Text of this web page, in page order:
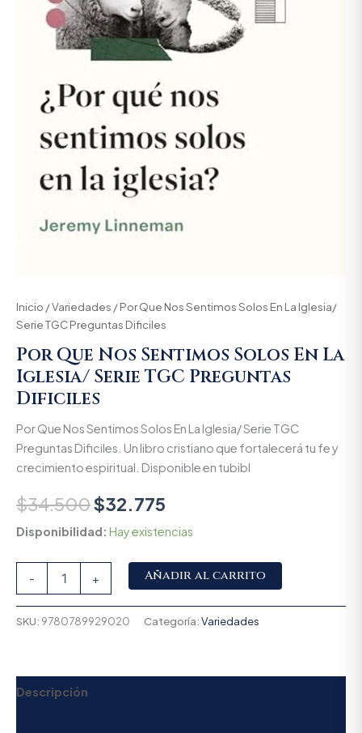
Inicio /Variedades / Por Que Nos Sentimos Solos En La Iglesia/
Serie TGC Preguntas Dificiles
Por Que Nos Sentimos Solos En La
Iglesia/ Serie TGC Preguntas
Dificiles
Por Que Nos Sentimos Solos En La Iglesia/ Serie TGC
Preguntas Dificiles. Un libro cristiano que fortalecerá tu fe y
crecimiento espiritual. Disponible en tubibl
$34.500$32.775
Disponibilidad: Hay existencias
- + Añadir al carrito
SKU: 9780789929020 Categoría:Variedades
Descripción